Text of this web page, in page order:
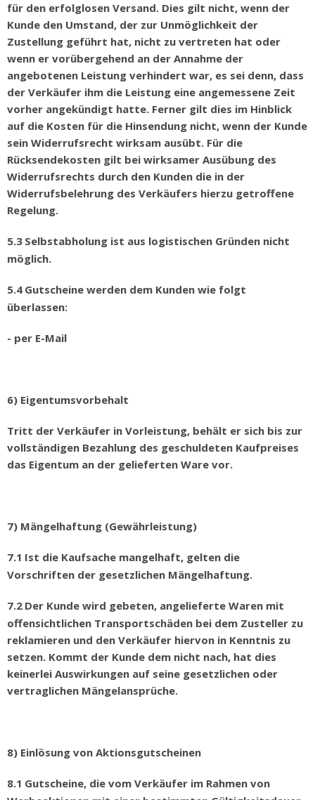
für den erfolglosen Versand. Dies gilt nicht, wenn der
Kunde den Umstand, der zur Unmöglichkeit der
Zustellung geführt hat, nicht zu vertreten hat oder
wenn er vorübergehend an der Annahme der
angebotenen Leistung verhindert war, es sei denn, dass
der Verkäufer ihm die Leistung eine angemessene Zeit
vorher angekündigt hatte. Ferner gilt dies im Hinblick
auf die Kosten für die Hinsendung nicht, wenn der Kunde
sein Widerrufsrecht wirksam ausübt. Für die
Rücksendekosten gilt bei wirksamer Ausübung des
Widerrufsrechts durch den Kunden die in der
Widerrufsbelehrung des Verkäufers hierzu getroffene
Regelung.
5.3 Selbstabholung ist aus logistischen Gründen nicht
möglich.
5.4 Gutscheine werden dem Kunden wie folgt
überlassen:
- per E-Mail
6) Eigentumsvorbehalt
Tritt der Verkäufer in Vorleistung, behält er sich bis zur
vollständigen Bezahlung des geschuldeten Kaufpreises
das Eigentum an der gelieferten Ware vor.
7) Mängelhaftung (Gewährleistung)
7.1 Ist die Kaufsache mangelhaft, gelten die
Vorschriften der gesetzlichen Mängelhaftung.
7.2 Der Kunde wird gebeten, angelieferte Waren mit
offensichtlichen Transportschäden bei dem Zusteller zu
reklamieren und den Verkäufer hiervon in Kenntnis zu
setzen. Kommt der Kunde dem nicht nach, hat dies
keinerlei Auswirkungen auf seine gesetzlichen oder
vertraglichen Mängelansprüche.
8) Einlösung von Aktionsgutscheinen
8.1 Gutscheine, die vom Verkäufer im Rahmen von